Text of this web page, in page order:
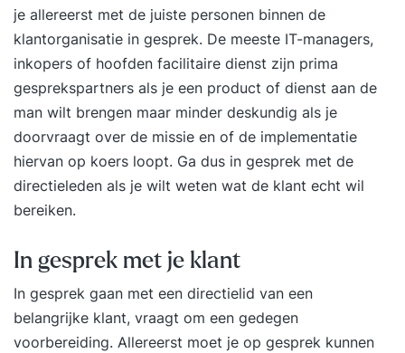
je allereerst met de juiste personen binnen de
klantorganisatie in gesprek. De meeste IT-managers,
inkopers of hoofden facilitaire dienst zijn prima
gesprekspartners als je een product of dienst aan de
man wilt brengen maar minder deskundig als je
doorvraagt over de missie en of de implementatie
hiervan op koers loopt. Ga dus in gesprek met de
directieleden als je wilt weten wat de klant echt wil
bereiken.
In gesprek met je klant
In gesprek gaan met een directielid van een
belangrijke klant, vraagt om een gedegen
voorbereiding. Allereerst moet je op gesprek kunnen